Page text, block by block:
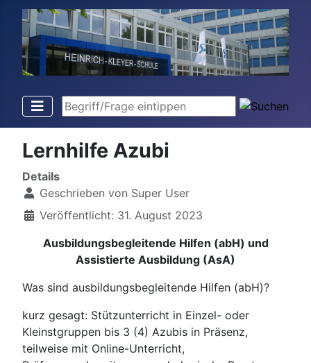
Begriff/Frage eintippen
Lernhilfe Azubi
Details
Geschrieben von Super User
Veröffentlicht: 31. August 2023
Ausbildungsbegleitende Hilfen (abH) und
Assistierte Ausbildung (AsA)
Was sind ausbildungsbegleitende Hilfen (abH)?
kurz gesagt: Stützunterricht in Einzel- oder
Kleinstgruppen bis 3 (4) Azubis in Präsenz,
teilweise mit Online-Unterricht,